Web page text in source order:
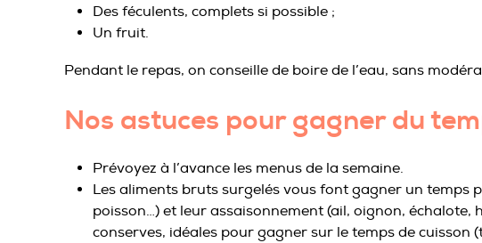
Des féculents, complets si possible ;
Un fruit.
Pendant le repas, on conseille de boire de l’eau, sans
Nos astuces pour gagner du
Prévoyez à l’avance les menus de la semaine.
Les aliments bruts surgelés vous font gagner un temps
poisson…) et leur assaisonnement (ail, oignon, échalote,
conserves, idéales pour gagner sur le temps de